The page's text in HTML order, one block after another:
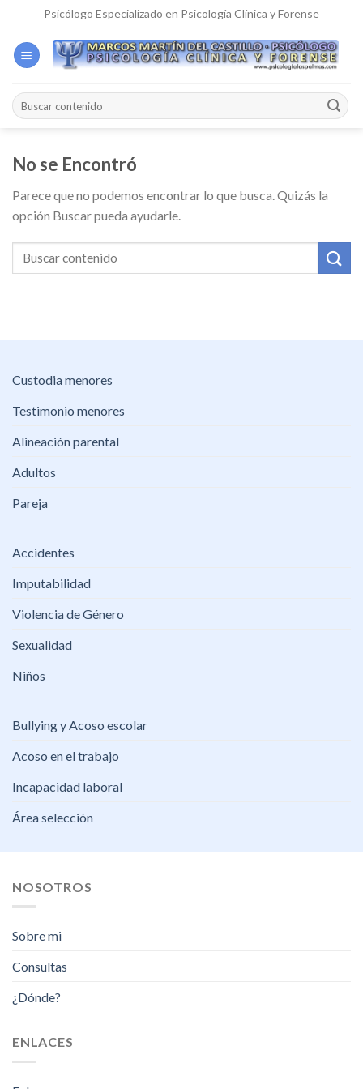
content
Psicólogo Especializado en Psicología Clínica y Forense
No se Encontró
Parece que no podemos encontrar lo que busca. Quizás la
opción Buscar pueda ayudarle.
Custodia menores
Testimonio menores
Alineación parental
Adultos
Pareja
Accidentes
Imputabilidad
Violencia de Género
Sexualidad
Niños
Bullying y Acoso escolar
Acoso en el trabajo
Incapacidad laboral
Área selección
NOSOTROS
Sobre mi
Consultas
¿Dónde?
ENLACES